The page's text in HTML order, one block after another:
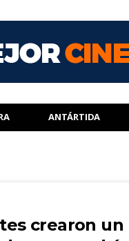
ANTÁRTIDA
crearon un